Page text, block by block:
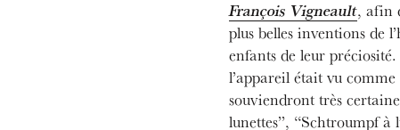
François Vigneault, afin
plus belles inventions de
enfants de leur
l’appareil était vu
souviendront très
lunettes”, “Schtroumpf à